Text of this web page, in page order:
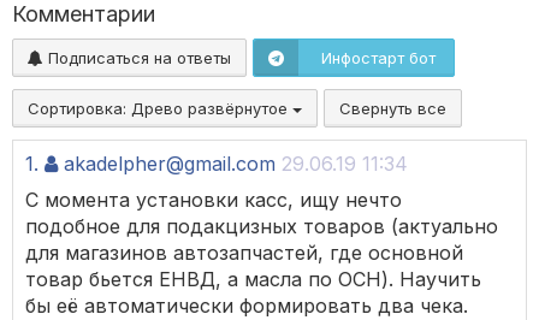
Комментарии
Подписаться на ответы Инфостарт бот
Сортировка: Древо развёрнутое Свернуть все
1. akadelpher@gmail.com 29.06.19 11:34
С момента установки касс, ищу нечто
подобное для подакцизных товаров (актуально
для магазинов автозапчастей, где основной
товар бьется ЕНВД, а масла по ОСН). Научить
бы её автоматически формировать два чека.